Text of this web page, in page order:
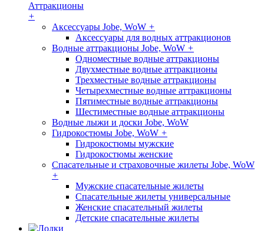
Аттракционы
+
Аксессуары Jobe, WoW +
Аксессуары для водных аттракционов
Водные аттракционы Jobe, WoW +
Одноместные водные аттракционы
Двухместные водные аттракционы
Трехместные водные аттракционы
Четырехместные водные аттракционы
Пятиместные водные аттракционы
Шестиместные водные аттракционы
Водные лыжи и доски Jobe, WoW
Гидрокостюмы Jobe, WoW +
Гидрокостюмы мужские
Гидрокостюмы женские
Спасательные и страховочные жилеты Jobe, WoW
+
Мужские спасательные жилеты
Спасательные жилеты универсальные
Женские спасательный жилеты
Детские спасательные жилеты